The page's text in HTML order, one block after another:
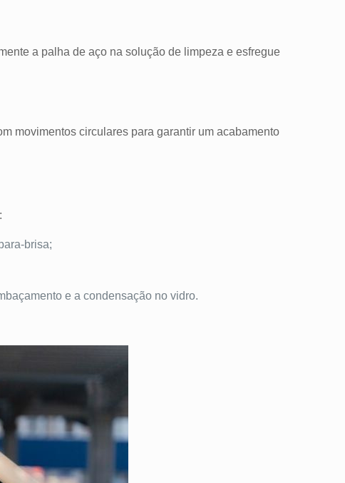
a palha de aço na solução de limpeza e esfregue
movimentos circulares para garantir um acabamento
brisa;
e a condensação no vidro.